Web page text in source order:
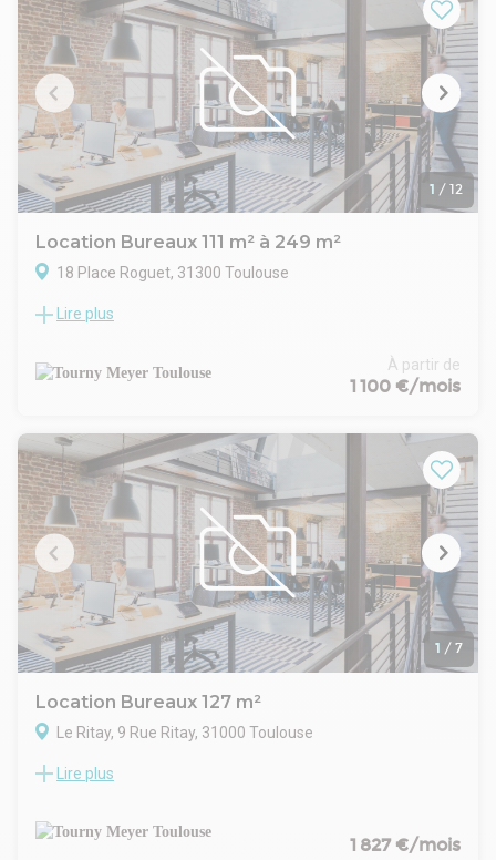
- Durée : 6 ans
- Préavis : 6 mois
- Fiscalité : Non soumis à TVA
- Dépôt de garantie : 2 mois
1 / 12
Location Bureaux 111 m² à 249 m²
18 Place Roguet, 31300 Toulouse
TOURNY MEYER propose à Saint Cyprien, des bureaux
standing.
Ces 2 surfaces à louer se situent au pied du Métro de la Ligne
division ou en un seul et même plateau d'une surface totale
d'environ 249 m².
Open space, bureaux cloisonnés, cuisine, sanitaires PMR.
La mise en ERP de l'immeuble est en cours d'autorisation.
Lire plus
À partir de
1 100 €/mois
1 / 7
Location Bureaux 127 m²
Le Ritay, 9 Rue Ritay, 31000 Toulouse
TOURNY MEYER propose à la location 127 m² de bureaux
Caffarelli à Toulouse. Cet immeuble entièrement rénové
offre des espaces de travail modernes et fonctionnels,
Lire plus
1 827 €/mois